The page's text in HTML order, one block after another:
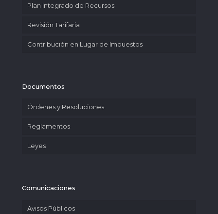
Plan Integrado de Recursos
Revisión Tarifaria
Contribución en Lugar de Impuestos
Documentos
Órdenes y Resoluciones
Reglamentos
Leyes
Comunicaciones
Avisos Públicos